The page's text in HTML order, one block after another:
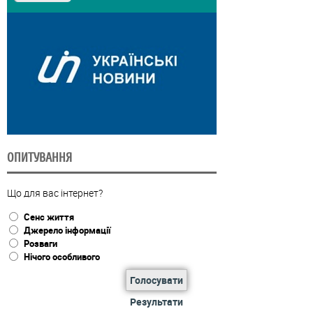
ОПИТУВАННЯ
Що для вас інтернет?
Сенс життя
Джерело інформації
Розваги
Нічого особливого
Голосувати
Результати